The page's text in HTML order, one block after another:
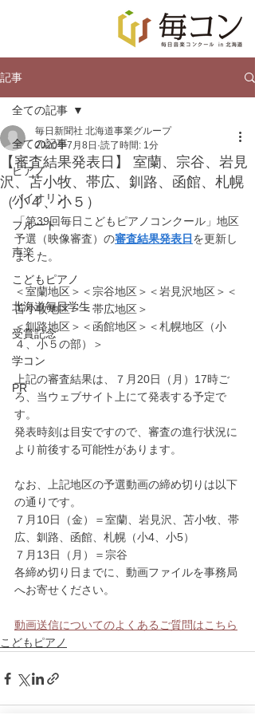
記事
全ての記事
ピアノ
バイオリン
フルート
声楽
こどもピアノ
北海道毎日学生
受賞記念
学コン
PR
全ての記事
【審査結果発表日】 室蘭、宗谷、岩見
沢、苫小牧、帯広、釧路、函館、札幌
（小４、小５）
毎日新聞社 北海道事業グループ
2020年7月8日 読了時間: 1分
「第39回毎日こどもピアノコンクール」地区
予選（映像審査）の審査結果発表日 を更新し
ました。
＜室蘭地区＞＜宗谷地区＞＜岩見沢地区＞＜
苫小牧地区＞＜帯広地区＞
＜釧路地区＞＜函館地区＞＜札幌地区（小
４、小５の部）＞
上記の審査結果は、７月20日（月）17時ご
ろ、当ウェブサイト上にて発表する予定で
す。
発表時刻は目安ですので、審査の進行状況に
より前後する可能性があります。
なお、上記地区の予選動画の締め切りは以下
の通りです。
７月10日（金）＝室蘭、岩見沢、苫小牧、帯
広、釧路、函館、札幌（小4、小5）
７月13日（月）＝宗谷
各締め切り日までに、動画ファイルを事務局
へお寄せください。
動画送信についてのよくあるご質問はこちら
こどもピアノ